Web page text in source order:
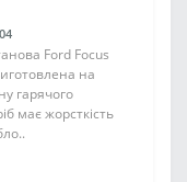
Ford Focus
на
гарячого
має жорсткість